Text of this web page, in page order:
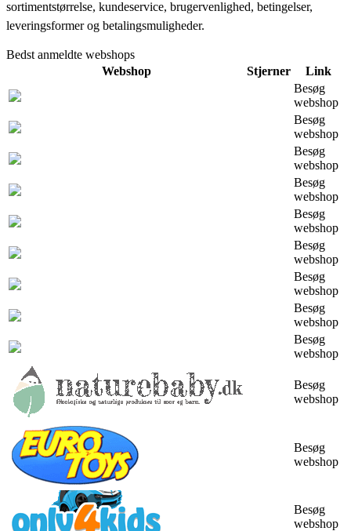
sortimentstørrelse, kundeservice, brugervenlighed, betingelser,
leveringsformer og betalingsmuligheder.
Bedst anmeldte webshops
Webshop
Stjerner
Link
Besøg
webshop
Besøg
webshop
Besøg
webshop
Besøg
webshop
Besøg
webshop
Besøg
webshop
Besøg
webshop
Besøg
webshop
Besøg
webshop
Besøg
webshop
Besøg
webshop
Besøg
webshop